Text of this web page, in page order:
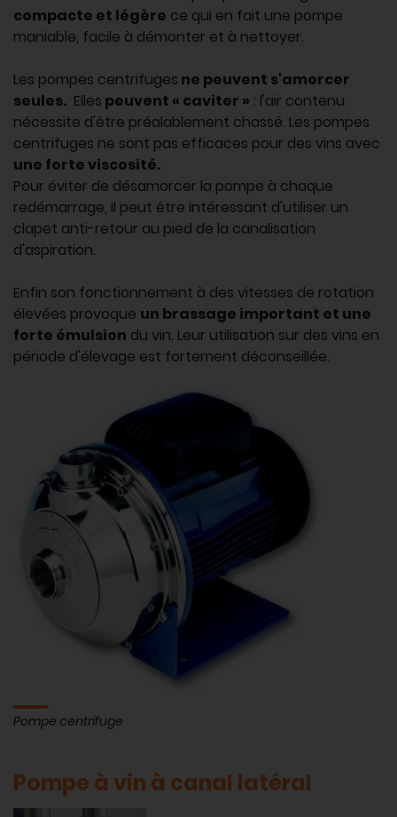
compacte et légère ce qui en fait une pompe
maniable, facile à démonter et à nettoyer.
Les pompes centrifuges ne peuvent s'amorcer
seules. Elles peuvent « caviter » : l'air contenu
nécessite d'être préalablement chassé. Les pompes
centrifuges ne sont pas efficaces pour des vins avec
une forte viscosité.
Pour éviter de désamorcer la pompe à chaque
redémarrage, il peut être intéressant d'utiliser un
clapet anti-retour au pied de la canalisation
d'aspiration.
Enfin son fonctionnement à des vitesses de rotation
élevées provoque un brassage important et une
forte émulsion du vin. Leur utilisation sur des vins en
période d'élevage est fortement déconseillée.
Pompe centrifuge
Pompe à vin à canal latéral